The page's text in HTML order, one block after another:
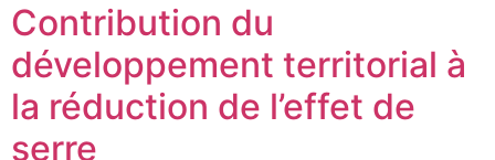
Contribution du
développement territorial à
la réduction de l’effet de
serre